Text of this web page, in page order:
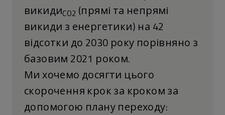
викидиCO2 (прямі та непрямі
викиди з енергетики) на 42
відсотки до 2030 року порівняно з
базовим 2021 роком.
Ми хочемо досягти цього
скорочення крок за кроком за
допомогою плану переходу: